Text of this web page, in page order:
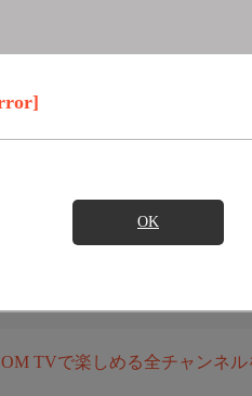
OK
TVで楽しめる全チャンネル